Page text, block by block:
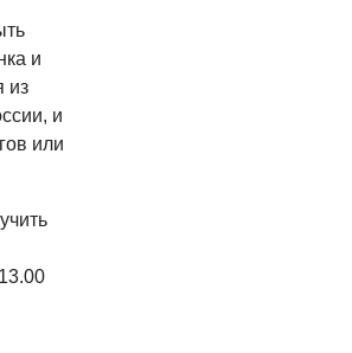
и
из
и
или